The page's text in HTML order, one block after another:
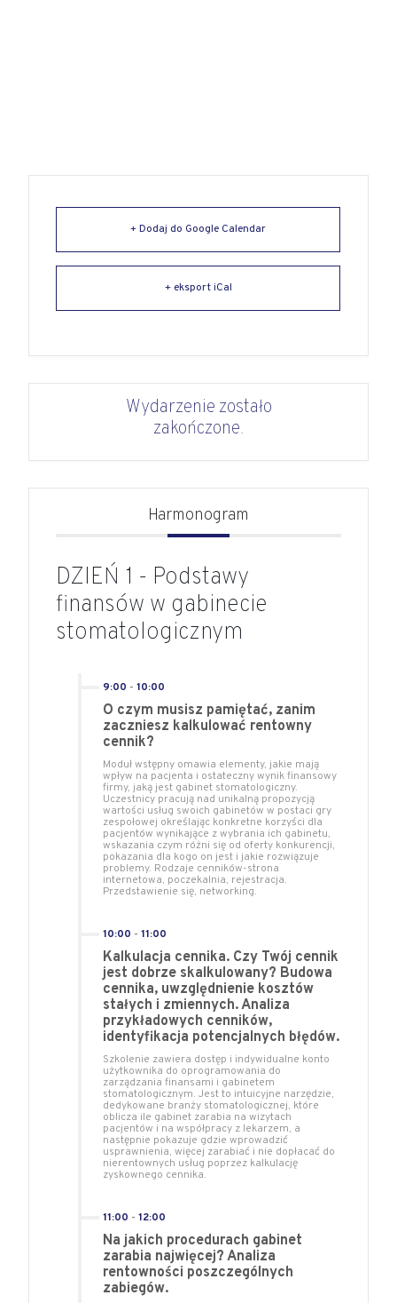
+ Dodaj do Google Calendar
+ eksport iCal
Wydarzenie zostało
zakończone.
Harmonogram
DZIEŃ 1 - Podstawy
finansów w gabinecie
stomatologicznym
9:00 -10:00
O czym musisz pamiętać, zanim
zaczniesz kalkulować rentowny
cennik?
Moduł wstępny omawia elementy, jakie mają
wpływ na pacjenta i ostateczny wynik finansowy
firmy, jaką jest gabinet stomatologiczny.
Uczestnicy pracują nad unikalną propozycją
wartości usług swoich gabinetów w postaci gry
zespołowej określając konkretne korzyści dla
pacjentów wynikające z wybrania ich gabinetu,
wskazania czym różni się od oferty konkurencji,
pokazania dla kogo on jest i jakie rozwiązuje
problemy. Rodzaje cenników-strona
internetowa, poczekalnia, rejestracja.
Przedstawienie się, networking.
10:00 -11:00
Kalkulacja cennika. Czy Twój cennik
jest dobrze skalkulowany? Budowa
cennika, uwzględnienie kosztów
stałych i zmiennych. Analiza
przykładowych cenników,
identyfikacja potencjalnych błędów.
Szkolenie zawiera dostęp i indywidualne konto
użytkownika do oprogramowania do
zarządzania finansami i gabinetem
stomatologicznym. Jest to intuicyjne narzędzie,
dedykowane branży stomatologicznej, które
oblicza ile gabinet zarabia na wizytach
pacjentów i na współpracy z lekarzem, a
następnie pokazuje gdzie wprowadzić
usprawnienia, więcej zarabiać i nie dopłacać do
nierentownych usług poprzez kalkulację
zyskownego cennika.
11:00 -12:00
Na jakich procedurach gabinet
zarabia najwięcej? Analiza
rentowności poszczególnych
zabiegów.